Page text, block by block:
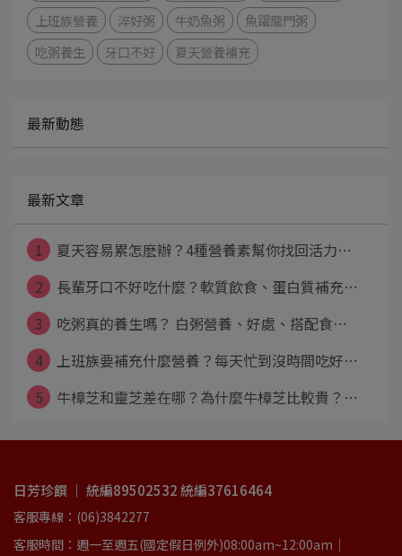
上班族營養
淬好粥 牛奶魚粥
魚躍龍門粥
吃粥養生
牙口不好 夏天營養補充
最新動態
最新文章
1
夏天容易累怎麽辦？4種營養素幫你找回活力⋯
2
長輩牙口不好吃什麼？軟質飲食、蛋白質補充⋯
3
吃粥真的養生嗎？ 白粥營養、好處、搭配食⋯
4
上班族要補充什麼營養？每天忙到沒時間吃好⋯
5
牛樟芝和靈芝差在哪？為什麼牛樟芝比較貴？⋯
日芳珍饌 ｜ 統編89502532 統編37616464
客服專線：(06)3842277
客服時間：週一至週五(國定假日例外)08:00am~12:00am｜